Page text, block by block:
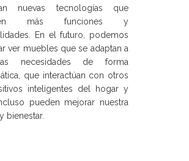
nuevas tecnologías que
más funciones y
En el futuro, podemos
ver muebles que se adaptan a
necesidades de forma
que interactúan con otros
inteligentes del hogar y
pueden mejorar nuestra
bienestar.